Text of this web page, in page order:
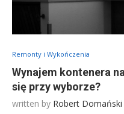
Remonty i Wykończenia
Wynajem kontenera
się przy wyborze?
written by Robert Domański